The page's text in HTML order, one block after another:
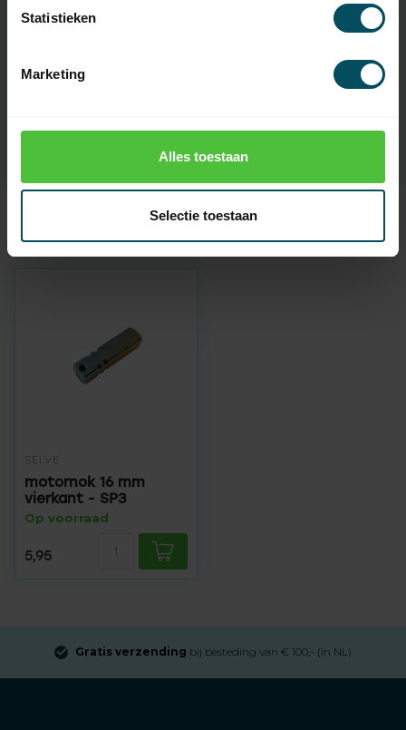
Statistieken
Marketing
Alles toestaan
Selectie toestaan
EAN Code
Recent bekeken
SELVE
motornok 16 mm
vierkant - SP3
Op voorraad
5,95
Gratis verzending bij besteding van € 100,- (in NL)